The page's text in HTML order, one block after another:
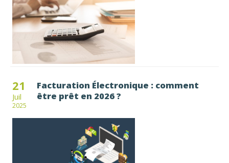
21
Juil
2025
Facturation Électronique : comment
être prêt en 2026 ?